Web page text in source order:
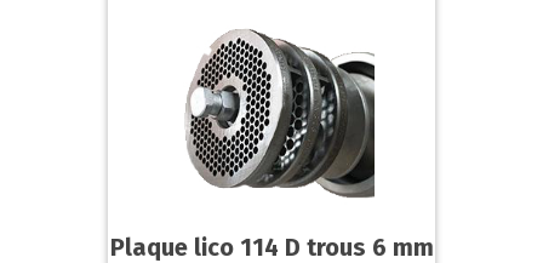
Plaque lico 114 D trous 6 mm